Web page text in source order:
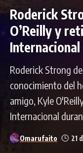
Roderick
O’Reilly y
Roderick Strong
conocimiento del
amigo, Kyle
Internacional
Omarufaito 21